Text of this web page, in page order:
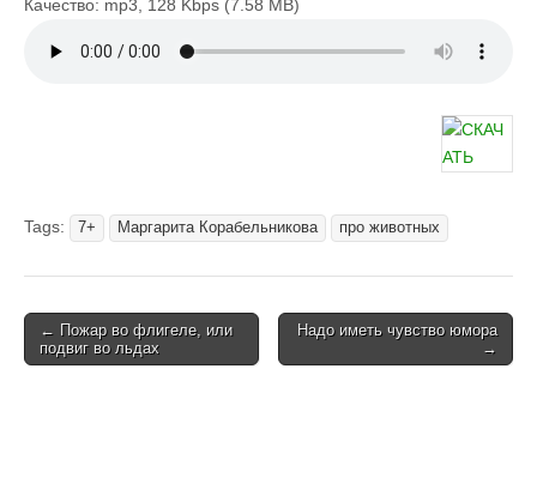
Качество: mp3, 128 Kbps (7.58 MB)
Tags: 7+ Маргарита Корабельникова про животных
Post
navigation
← Пожар во флигеле, или
подвиг во льдах
Надо иметь чувство юмора
→